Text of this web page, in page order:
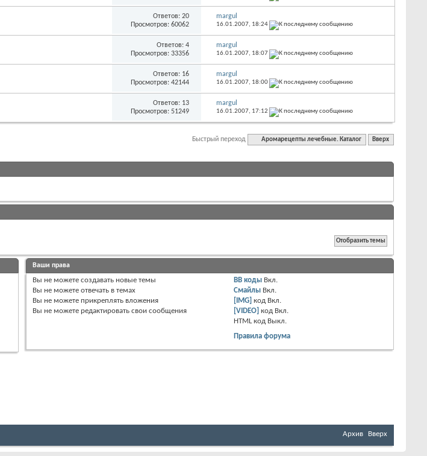
Ответов: 20
Просмотров: 60062
margul
16.01.2007, 18:24
Ответов: 4
Просмотров: 33356
margul
16.01.2007, 18:07
Ответов: 16
Просмотров: 42144
margul
16.01.2007, 18:00
Ответов: 13
Просмотров: 51249
margul
16.01.2007, 17:12
Быстрый переход Аромарецепты лечебные. Каталог Вверх
Ваши права
Вы не можете создавать новые темы
Вы не можете отвечать в темах
Вы не можете прикреплять вложения
Вы не можете редактировать свои сообщения
BB коды Вкл.
Смайлы Вкл.
[IMG] код Вкл.
[VIDEO] код Вкл.
HTML код Выкл.
Правила форума
Архив Вверх